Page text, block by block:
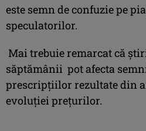
este semn de confuzie pe
speculatorilor.
Mai trebuie remarcat că
săptămânii pot afecta
prescripțiilor rezultate din
evoluției prețurilor.